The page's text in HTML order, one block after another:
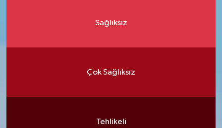
Sağlıksız
Çok Sağlıksız
Tehlikeli